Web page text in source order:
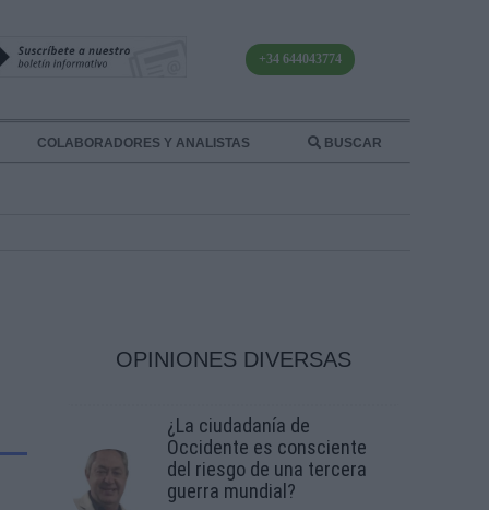
+34 644043774
COLABORADORES Y ANALISTAS BUSCAR
OPINIONES DIVERSAS
¿La ciudadanía de
Occidente es consciente
del riesgo de una tercera
guerra mundial?